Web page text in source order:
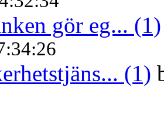
gör eg... (1)
(1)